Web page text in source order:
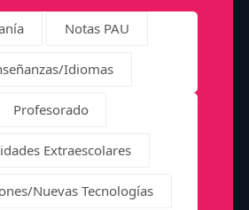
Notas PAU
Idiomas
Profesorado
Extraescolares
Nuevas Tecnologías